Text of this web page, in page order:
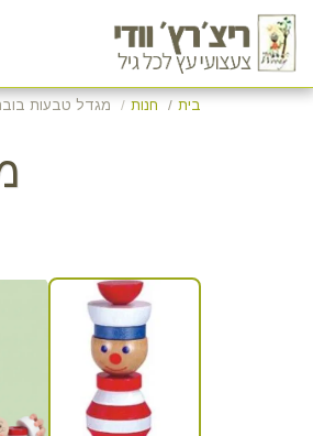
בית חנות מגדל טבעות